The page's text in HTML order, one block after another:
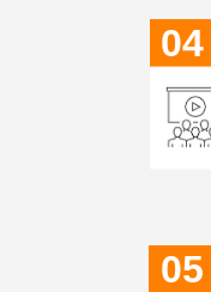
05
04